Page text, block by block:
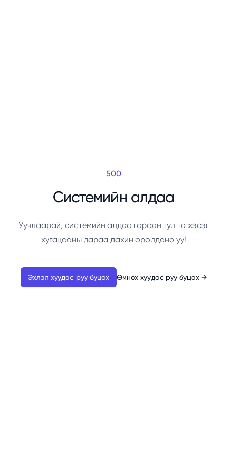
500
Системийн алдаа
Уучлаарай, системийн алдаа гарсан тул та хэсэг
хугацааны дараа дахин оролдоно уу!
Эхлэл хуудас руу буцах Өмнөх хуудас руу буцах →